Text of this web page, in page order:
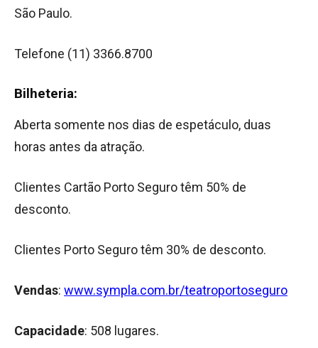
São Paulo.
Telefone (11) 3366.8700
Bilheteria:
Aberta somente nos dias de espetáculo, duas
horas antes da atração.
Clientes Cartão Porto Seguro têm 50% de
desconto.
Clientes Porto Seguro têm 30% de desconto.
Vendas: www.sympla.com.br/teatroportoseguro
Capacidade: 508 lugares.